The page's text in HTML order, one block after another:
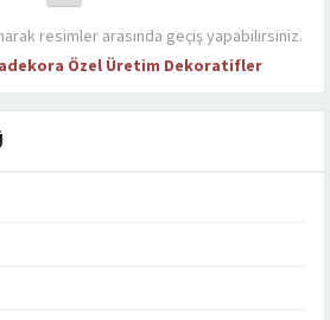
resimler arasında geçiş yapabilirsiniz.
Özel Üretim Dekoratifler